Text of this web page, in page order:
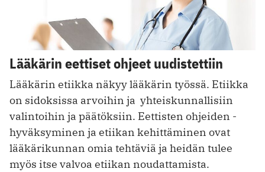
Lääkärin eettiset ohjeet uudistettiin
Lääkärin etiikka näkyy lääkärin työssä. Etiikka
on sidoksissa arvoihin ja ­ yhteiskunnallisiin
valintoihin ja päätöksiin. Eettisten ohjeiden ­
hyväksyminen ja etiikan kehittäminen ovat
lääkärikunnan omia tehtäviä ja heidän tulee
myös itse valvoa etiikan noudattamista.